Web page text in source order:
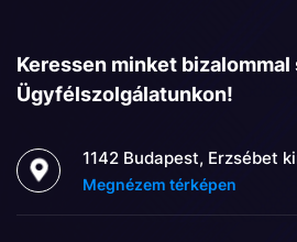
Keressen minket
Ügyfélszolgálatunkon!
1142 Budapest, Erzsébet
Megnézem térképen